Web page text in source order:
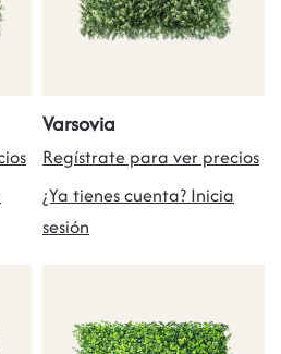
Varsovia
Regístrate para ver precios
¿Ya tienes cuenta? Inicia
sesión